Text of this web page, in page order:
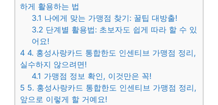
하게 활용하는 법
3.1 나에게 맞는 가맹점 찾기: 꿀팁 대방출!
3.2 단계별 활용법: 초보자도 쉽게 따라 할 수 있
어요!
4 4. 홍성사랑카드 통합한도 인센티브 가맹점 정리,
실수하지 않으려면!
4.1 가맹점 정보 확인, 이것만은 꼭!
5 5. 홍성사랑카드 통합한도 인센티브 가맹점 정리,
앞으로 이렇게 할 거예요!